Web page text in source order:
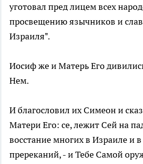
уготовал пред лицем всех
просвещению язычников и
Израиля".
Иосиф же и Матерь Его
Нем.
И благословил их Симеон и
Матери Его: се, лежит Сей на
восстание многих в Израиле и
пререканий, - и Тебе Самой